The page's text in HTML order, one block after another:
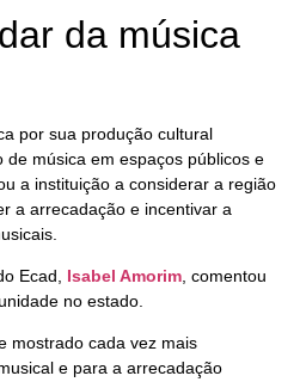
da música
por sua produção cultural
de música em espaços públicos e
a instituição a considerar a região
a arrecadação e incentivar a
Ecad, Isabel Amorim , comentou
no estado.
mostrado cada vez mais
e para a arrecadação